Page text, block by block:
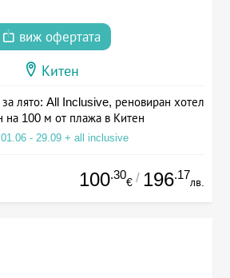
виж офертата
Китен
лято: All Inclusive, реновиран хотел
на 100 м от плажа в Китен
01.06 - 29.09 + all inclusive
100.30
€ / 196.17
лв.